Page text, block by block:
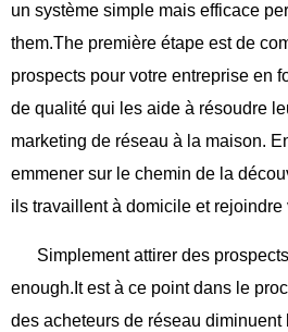
un système simple mais efficace
them.The première étape est de
prospects pour votre entreprise en
de qualité qui les aide à résoudre
marketing de réseau à la maison.
emmener sur le chemin de la
ils travaillent à domicile et rejoindre
Simplement attirer des
enough.It est à ce point dans le
des acheteurs de réseau